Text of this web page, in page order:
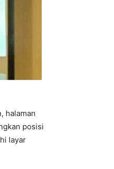
halaman
posisi
layar